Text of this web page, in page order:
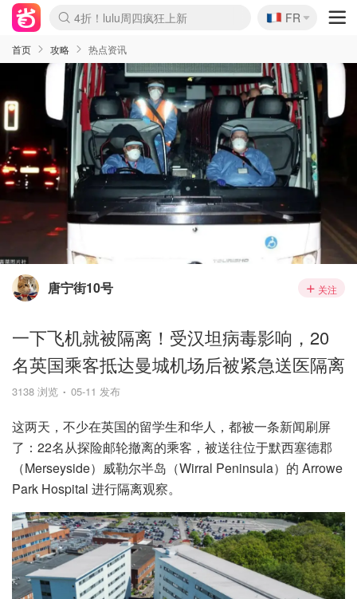
Boticinal 夏促开抢！
4折！lulu周四疯狂上新
还没结束！&OtherStories大促
Joybuy变相75折 随时失效
速领！Stanley独家85折
疑似霸哥！Camper额外叠85折
Zalando 奥莱闪促！每日更新
Moncler反季囤！5折起+叠9折
Coach Brooklyn仅€192
🇫🇷
FR
首页 攻略 热点资讯
唐宁街10号 关注
一下飞机就被隔离！受汉坦病毒影响，20
名英国乘客抵达曼城机场后被紧急送医隔离
3138 浏览 05-11 发布
这两天，不少在英国的留学生和华人，都被一条新闻刷屏
了：22名从探险邮轮撤离的乘客，被送往位于默西塞德郡
（Merseyside）威勒尔半岛（Wirral Peninsula）的 Arrowe
Park Hospital 进行隔离观察。